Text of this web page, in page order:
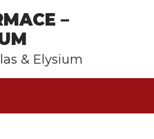
–
& Elysium